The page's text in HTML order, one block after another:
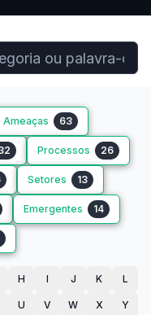
Ameaças 63
Processos 26
Setores 13
Emergentes 14
H I J K L
U V W X Y